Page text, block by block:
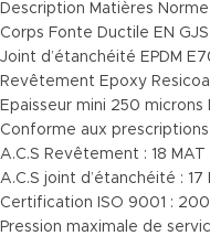
Description Matières Norme
Corps Fonte Ductile EN
Joint d’étanchéité EPDM
Revêtement Epoxy
Epaisseur mini 250 microns
Conforme aux
A.C.S Revêtement : 18 MAT
A.C.S joint d’étanchéité : 17
Certification ISO 9001 :
Pression maximale de